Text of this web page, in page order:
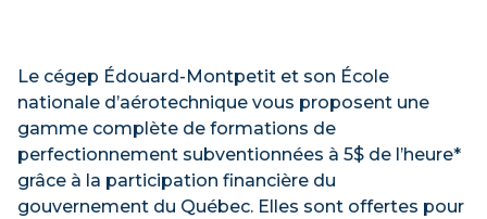
les outils utilisés en cohérence avec leur
intelligence émotionnelle. Cette formation
vous permettra d’agir comme leader
d’influence et d’impact dans la mobilisation et
la coopération de vos équipes.
réflexes et de nouvelles astuces en lien avec la
gestion des personnalités difficiles et des
conflits. Révision des habiletés de
communication, de l’identification des besoins
et de différentes approches relationnelles.
Le cégep Édouard-Montpetit et son École
nationale d’aérotechnique vous proposent une
gamme complète de formations de
perfectionnement subventionnées à 5$ de l’heure*
grâce à la participation financière du
gouvernement du Québec. Elles sont offertes pour